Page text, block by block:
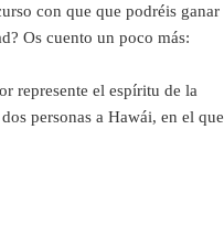
con que que podréis ganar
Os cuento un poco más:
represente el espíritu de la
personas a Hawái, en el que